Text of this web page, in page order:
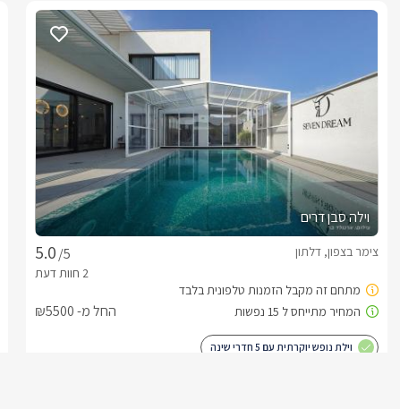
וילה סבן דרים
/5
צימר בצפון, דלתון
החל מ- ₪5500
וילת נופש יוקרתית עם 5 חדרי שינה